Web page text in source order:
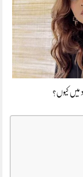
میں کیوں؟